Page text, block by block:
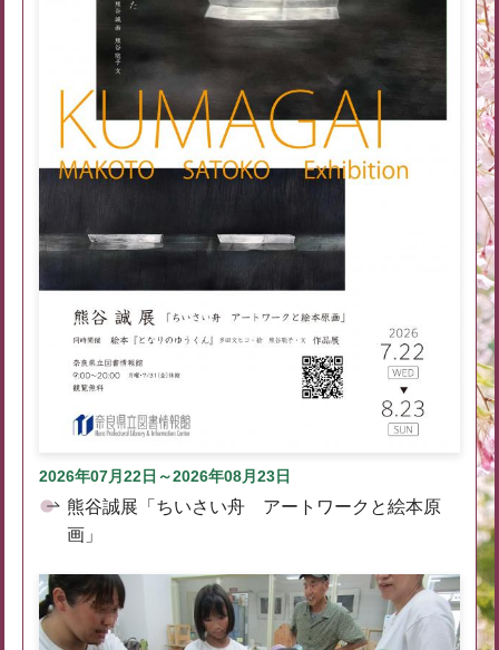
2026年07月22日～2026年08月23日
熊谷誠展「ちいさい舟 アートワークと絵本原
画」